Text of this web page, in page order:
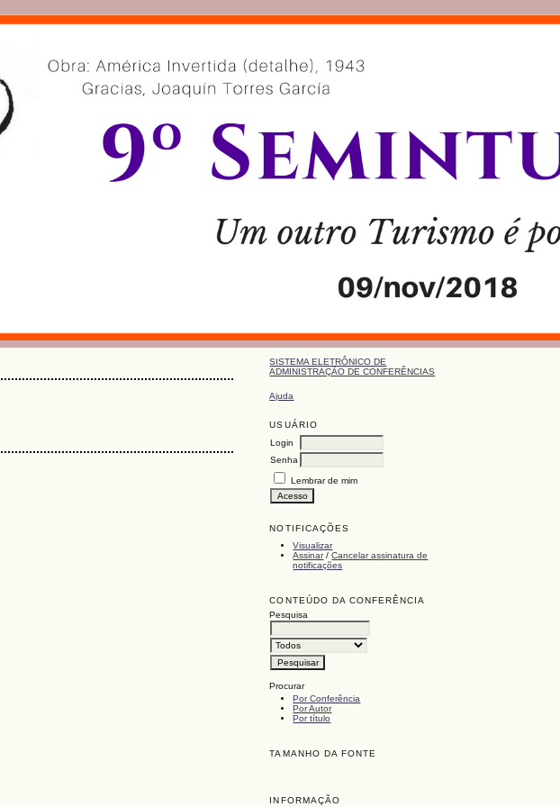
SISTEMA ELETRÔNICO DE
ADMINISTRAÇÃO DE CONFERÊNCIAS
Ajuda
USUÁRIO
Login
Senha
Lembrar de mim
NOTIFICAÇÕES
Visualizar
Assinar/Cancelar assinatura de
notificações
CONTEÚDO DA CONFERÊNCIA
Pesquisa
Procurar
Por Conferência
Por Autor
Por título
TAMANHO DA FONTE
INFORMAÇÃO